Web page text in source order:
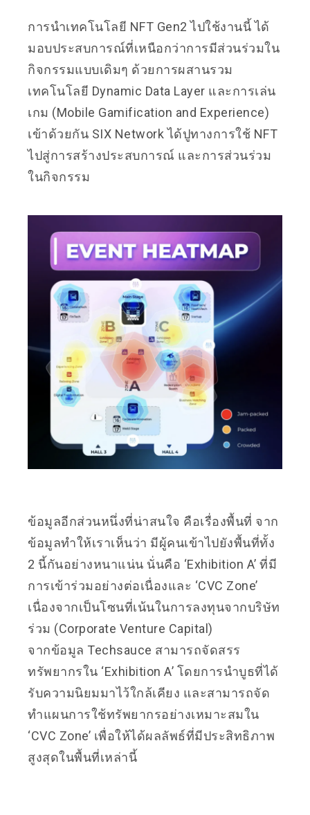
การนำเทคโนโลยี NFT Gen2 ไปใช้งานนี้ ได้
มอบประสบการณ์ที่เหนือกว่าการมีส่วนร่วมใน
กิจกรรมแบบเดิมๆ ด้วยการผสานรวม
เทคโนโลยี Dynamic Data Layer และการเล่น
เกม (Mobile Gamification and Experience)
เข้าด้วยกัน SIX Network ได้ปูทางการใช้ NFT
ไปสู่การสร้างประสบการณ์ และการส่วนร่วม
ในกิจกรรม
ข้อมูลอีกส่วนหนึ่งที่น่าสนใจ คือเรื่องพื้นที่ จาก
ข้อมูลทำให้เราเห็นว่า มีผู้คนเข้าไปยังพื้นที่ทั้ง
2 นี้กันอย่างหนาแน่น นั่นคือ ‘Exhibition A’ ที่มี
การเข้าร่วมอย่างต่อเนื่องและ ‘CVC Zone’
เนื่องจากเป็นโซนที่เน้นในการลงทุนจากบริษัท
ร่วม (Corporate Venture Capital)
จากข้อมูล Techsauce สามารถจัดสรร
ทรัพยากรใน ‘Exhibition A’ โดยการนำบูธที่ได้
รับความนิยมมาไว้ใกล้เคียง และสามารถจัด
ทำแผนการใช้ทรัพยากรอย่างเหมาะสมใน
‘CVC Zone’ เพื่อให้ได้ผลลัพธ์ที่มีประสิทธิภาพ
สูงสุดในพื้นที่เหล่านี้